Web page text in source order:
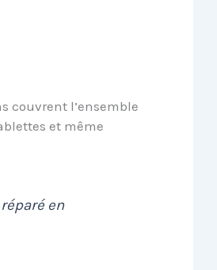
couvrent l’ensemble
et même
en